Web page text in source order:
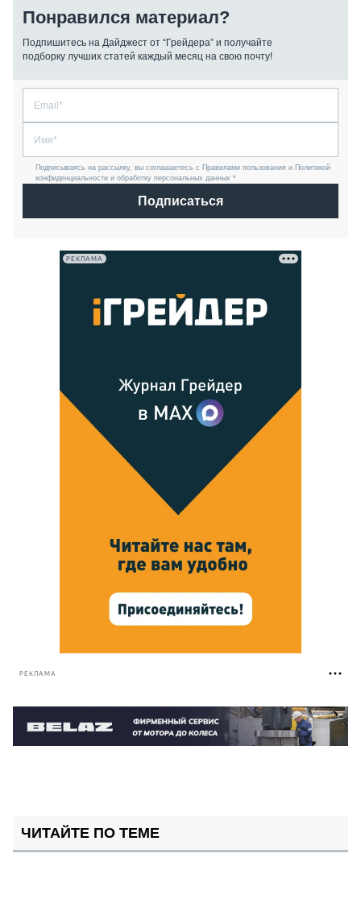
Понравился материал?
Подпишитесь на Дайджест от “Грейдера” и получайте
подборку лучших статей каждый месяц на свою почту!
Подписываясь на рассылку, вы соглашаетесь с Правилами пользования и Политикой
конфиденциальности и обработку персональных данных *
Подписаться
РЕКЛАМА
РЕКЛАМА
ЧИТАЙТЕ ПО ТЕМЕ